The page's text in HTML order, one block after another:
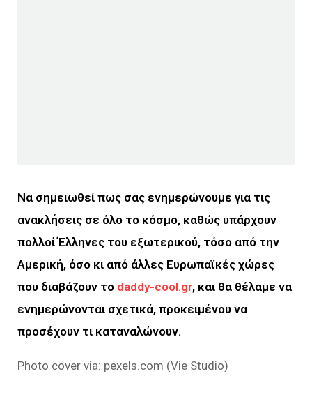
Να σημειωθεί πως σας ενημερώνουμε για τις
ανακλήσεις σε όλο το κόσμο, καθώς υπάρχουν
πολλοί Έλληνες του εξωτερικού, τόσο από την
Αμερική, όσο κι από άλλες Ευρωπαϊκές χώρες
που διαβάζουν το daddy-cool.gr, και θα θέλαμε να
ενημερώνονται σχετικά, προκειμένου να
προσέχουν τι καταναλώνουν.
Photo cover via: pexels.com (Vie Studio)